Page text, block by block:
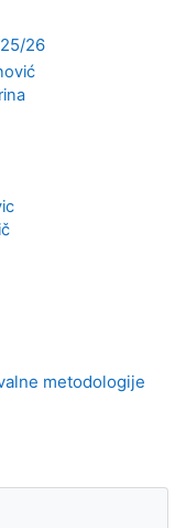
26
metodologije